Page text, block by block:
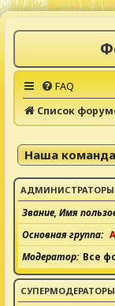
FAQ
Список
Наша команда
АДМИНИСТРАТОРЫ
Звание, Имя
Основная группа
Модератор Все
СУПЕРМОДЕРАТОРЫ